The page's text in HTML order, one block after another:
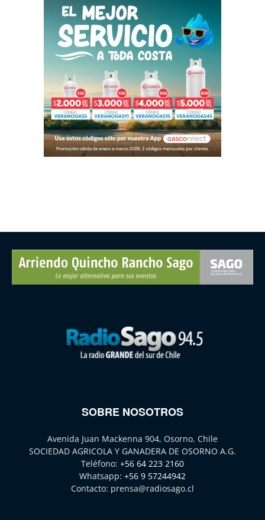
SOBRE NOSOTROS
Avenida Juan Mackenna 904, Osorno, Chile
SOCIEDAD AGRICOLA Y GANADERA DE OSORNO A.G.
Teléfono: +56 64 223 2160
Whatsapp: +56 9 57244942
Contacto: prensa@radiosago.cl